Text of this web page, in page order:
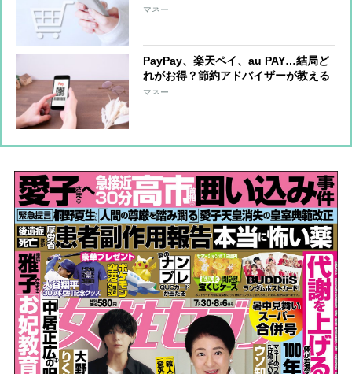
る“今すぐ利用”、PayPayの活用で大
マネー
PayPay、楽天ペイ、au PAY…結局ど
れがお得？節約アドバイザーが教える
サービスの特徴とポイントUPのワザ
マネー